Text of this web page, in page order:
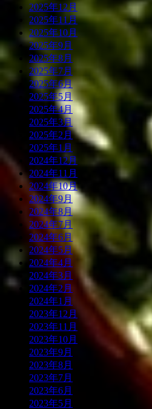
2025年12月
2025年11月
2025年10月
2025年9月
2025年8月
2025年7月
2025年6月
2025年5月
2025年4月
2025年3月
2025年2月
2025年1月
2024年12月
2024年11月
2024年10月
2024年9月
2024年8月
2024年7月
2024年6月
2024年5月
2024年4月
2024年3月
2024年2月
2024年1月
2023年12月
2023年11月
2023年10月
2023年9月
2023年8月
2023年7月
2023年6月
2023年5月